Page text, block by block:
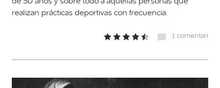
realizan prácticas deportivas con frecuencia.
1 comentari